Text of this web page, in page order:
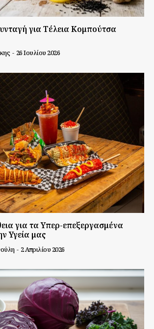
για Τέλεια Κομπούτσα
- 26 Ιουλίου 2026
για τα Υπερ-επεξεργασμένα
Υγεία μας
- 2 Απριλίου 2026